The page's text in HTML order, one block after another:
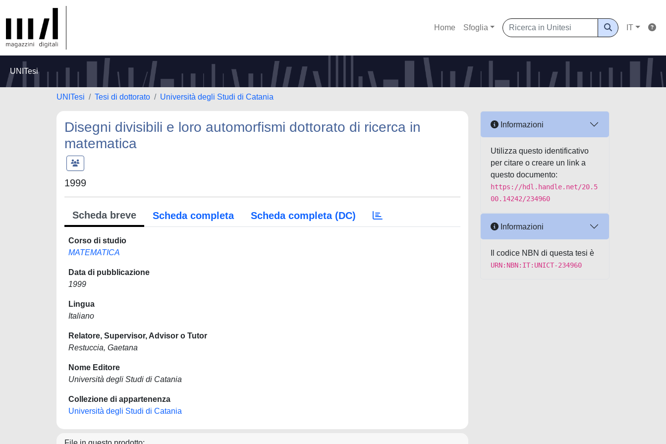
Home Sfoglia IT
UNITesi
UNITesi Tesi di dottorato Università degli Studi di Catania
Disegni divisibili e loro automorfismi dottorato di ricerca in
matematica
1999
Scheda breve Scheda completa Scheda completa (DC)
Corso di studio
MATEMATICA
Data di pubblicazione
1999
Lingua
Italiano
Relatore, Supervisor, Advisor o Tutor
Restuccia, Gaetana
Nome Editore
Università degli Studi di Catania
Collezione di appartenenza
Università degli Studi di Catania
Informazioni
Utilizza questo identificativo
per citare o creare un link a
questo documento:
https://hdl.handle.net/20.5
00.14242/234960
Informazioni
Il codice NBN di questa tesi è
URN:NBN:IT:UNICT-234960